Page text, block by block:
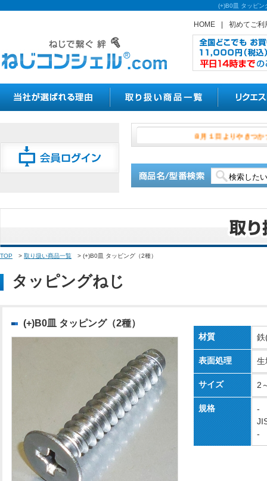
(+)B0皿 タッピン
HOME 初めてご利
８月１日よ
TOP > 取り扱い商品一覧 > (+)B0皿 タッピング（2種）
タッピングねじ
(+)B0皿 タッピング（2種）
材質 鉄
表面処理 生
サイズ 2
規格
-
-